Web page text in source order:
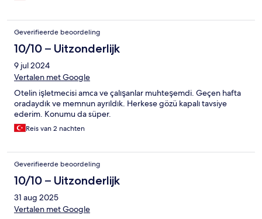
Geverifieerde beoordeling
10/10 – Uitzonderlijk
9 jul 2024
Vertalen met Google
Otelin işletmecisi amca ve çalışanlar muhteşemdi. Geçen hafta
oradaydık ve memnun ayrıldık. Herkese gözü kapalı tavsiye
ederim. Konumu da süper.
Reis van 2 nachten
Geverifieerde beoordeling
10/10 – Uitzonderlijk
31 aug 2025
Vertalen met Google